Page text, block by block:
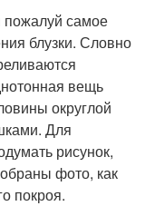
самое
блузки. Словно
вещь
округлой
Для
рисунок,
фото, как
покроя.